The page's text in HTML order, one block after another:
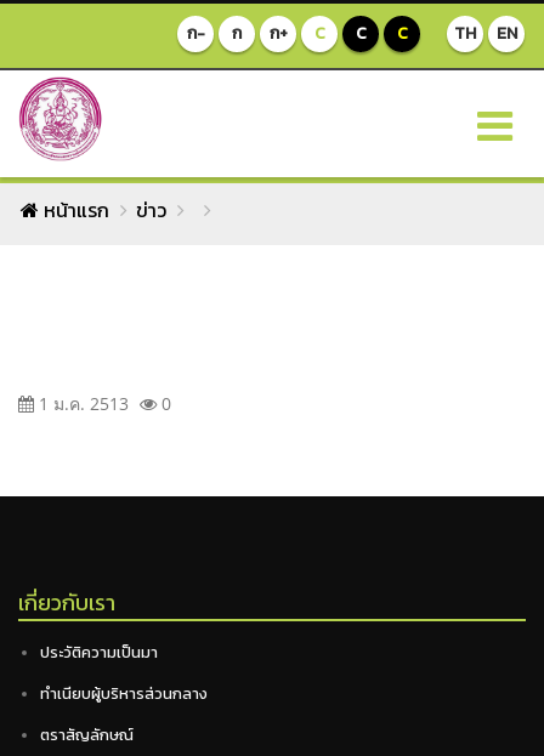
TH EN
ก- ก ก+ C C C
หน้าแรก ข่าว
1 ม.ค. 2513 0
เกี่ยวกับเรา
ประวัติความเป็นมา
ทำเนียบผู้บริหารส่วนกลาง
ตราสัญลักษณ์